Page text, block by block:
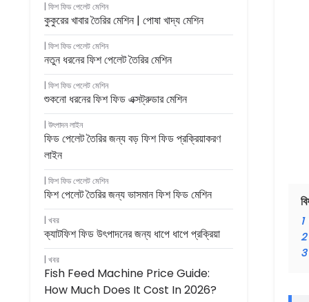
ফিশ ফিড পেলেট মেশিন
কুকুরের খাবার তৈরির মেশিন | পোষা খাদ্য মেশিন
ফিশ ফিড পেলেট মেশিন
নতুন ধরনের ফিশ পেলেট তৈরির মেশিন
ফিশ ফিড পেলেট মেশিন
শুকনো ধরনের ফিশ ফিড এক্সট্রুডার মেশিন
উৎপাদন লাইন
ফিড পেলেট তৈরির জন্য বড় ফিশ ফিড প্রক্রিয়াকরণ
লাইন
ফিশ ফিড পেলেট মেশিন
ফিশ পেলেট তৈরির জন্য ভাসমান ফিশ ফিড মেশিন
খবর
ক্যাটফিশ ফিড উৎপাদনের জন্য ধাপে ধাপে প্রক্রিয়া
খবর
Fish Feed Machine Price Guide:
How Much Does It Cost In 2026?
1
2
3